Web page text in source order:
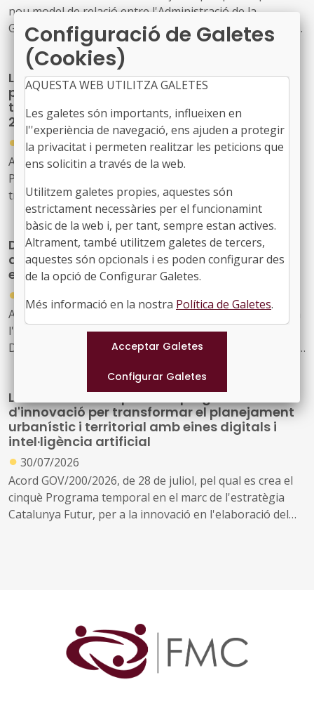
nou model de relació entre l'Administració de la
Generalitat i el seu sector públic i Energies Renovables
Públiques de Catalunya, SAU (L'Energètica), i
s'encarrega a L'Energètica la provisió general de serveis
en l'àmbit de l'energia
La Generalitat crea un programa temporal
per impulsar la descarbonització i la
transició cap a una indústria neta fins al
2030
●
30/07/2026
Acord GOV/197/2026, de 28 de juliol, pel qual es crea el
Programa temporal per a la descarbonització i la
transició cap a una indústria neta a Catalunya, horitzó
2030
Drets Socials reforçarà la seva estructura
amb 163 noves places per ampliar i millorar
els serveis públics
●
Acord GOV/208/2026, de 28 de juliol, pel qual s'autoritza
l'ampliació de la plantilla pressupostària del
Departament de Drets Socials i Inclusió a conseqüència
La Generalitat impulsa un programa
d'innovació per transformar el planejament
urbanístic i territorial amb eines digitals i
intel·ligència artificial
● 30/07/2026
Acord GOV/200/2026, de 28 de juliol, pel qual es crea el
cinquè Programa temporal en el marc de l'estratègia
Catalunya Futur, per a la innovació en l'elaboració del
Configuració de Galetes
(Cookies)
AQUESTA WEB UTILITZA GALETES
Les galetes són importants, influeixen en
l''experiència de navegació, ens ajuden a protegir
la privacitat i permeten realitzar les peticions que
ens solicitin a través de la web.
Utilitzem galetes propies, aquestes són
estrictament necessàries per el funcionamint
bàsic de la web i, per tant, sempre estan actives.
Altrament, també utilitzem galetes de tercers,
aquestes són opcionals i es poden configurar des
de la opció de Configurar Galetes.
Més informació en la nostra Política de Galetes.